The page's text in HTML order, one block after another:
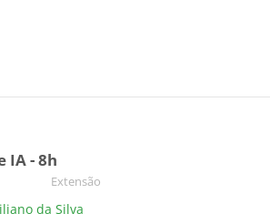
IA - 8h
Categoria do curso
Extensão
da Silva